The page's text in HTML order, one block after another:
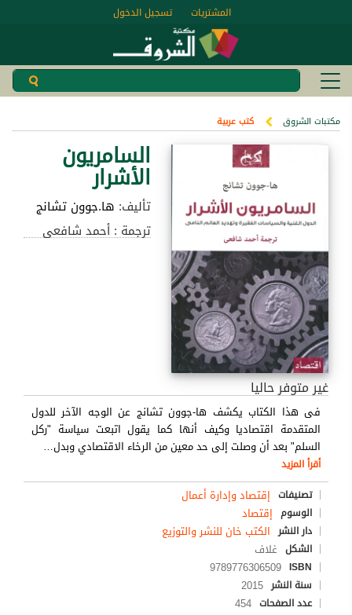
تسجيل الدخول المشتريات
مكتبات الشروق كتب عربية
السامريون
الأشرار
تأليف: ها.جوون تشانج
ترجمة : أحمد شافعى
غير متوفر حاليا
فى هذا الكتاب يكشف ها-جوون تشانج عن الوجه الآخر للدول
المتقدمة اقتصاديا وكيف أنها كما يقول اتبعت سياسة "ركل
السلم" بعد أن وصلت إلى حد معين من الرخاء الاقتصادي وبدل…
أقرأ المزيد
تصنيفات إقتصاد وإدارة أعمال
الوسوم إقتصاد
دار النشر الكتب خان للنشر والتوزيع
الشكل غلاف
ISBN
9789776306509
سنة النشر 2015
عدد الصفحات 454